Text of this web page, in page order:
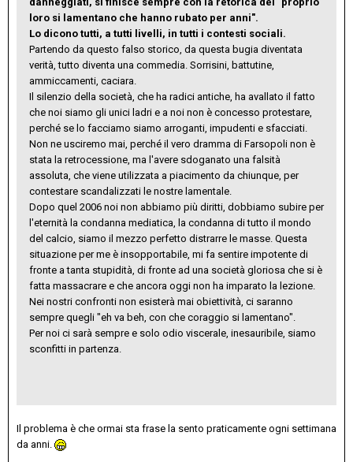
loro si lamentano che hanno rubato per anni".
Lo dicono tutti, a tutti livelli, in tutti i contesti sociali.
Partendo da questo falso storico, da questa bugia diventata
verità, tutto diventa una commedia. Sorrisini, battutine,
ammiccamenti, caciara.
Il silenzio della società, che ha radici antiche, ha avallato il fatto
che noi siamo gli unici ladri e a noi non è concesso protestare,
perché se lo facciamo siamo arroganti, impudenti e sfacciati.
Non ne usciremo mai, perché il vero dramma di Farsopoli non è
stata la retrocessione, ma l'avere sdoganato una falsità
assoluta, che viene utilizzata a piacimento da chiunque, per
contestare scandalizzati le nostre lamentale.
Dopo quel 2006 noi non abbiamo più diritti, dobbiamo subire per
l'eternità la condanna mediatica, la condanna di tutto il mondo
del calcio, siamo il mezzo perfetto distrarre le masse. Questa
situazione per me è insopportabile, mi fa sentire impotente di
fronte a tanta stupidità, di fronte ad una società gloriosa che si è
fatta massacrare e che ancora oggi non ha imparato la lezione.
Nei nostri confronti non esisterà mai obiettività, ci saranno
sempre quegli "eh va beh, con che coraggio si lamentano".
Per noi ci sarà sempre e solo odio viscerale, inesauribile, siamo
sconfitti in partenza.
Il problema è che ormai sta frase la sento praticamente ogni settimana
da anni.